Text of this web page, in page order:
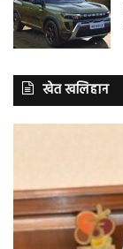
खेत खलिहान